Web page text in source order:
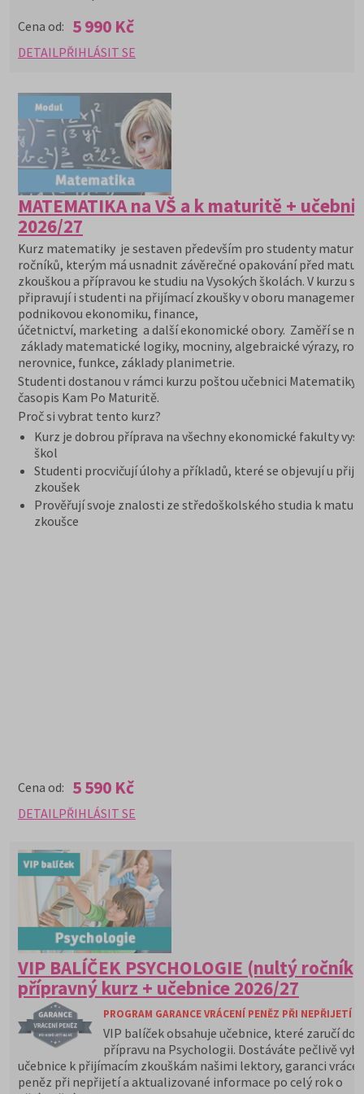
Cena od: 5 990 Kč
DETAIL PŘIHLÁSIT SE
MATEMATIKA na VŠ a k maturitě +
2026/27
Kurz matematiky je sestaven především pro studenty
ročníků, kterým má usnadnit závěrečné opakování před
zkouškou a přípravou ke studiu na Vysokých školách. V kurzu se
připravují i studenti na přijímací zkoušky v oboru
podnikovou ekonomiku, finance,
účetnictví, marketing a další ekonomické obory. Zaměří se na
základy matematické logiky, mocniny, algebraické výrazy,
nerovnice, funkce, základy planimetrie.
Studenti dostanou v rámci kurzu poštou učebnici Matematiky
časopis Kam Po Maturitě.
Proč si vybrat tento kurz?
Kurz je dobrou příprava na všechny ekonomické fakulty
škol
Studenti procvičují úlohy a příkladů, které se objevují u
zkoušek
Prověřují svoje znalosti ze středoškolského studia k
zkoušce
Cena od: 5 590 Kč
DETAILPŘIHLÁSIT SE
VIP BALÍČEK PSYCHOLOGIE (nultý ročník)
přípravný kurz + učebnice 2026/27
PROGRAM GARANCE VRÁCENÍ PENĚZ PŘI NEPŘIJETÍ
VIP balíček obsahuje učebnice, které zaručí
přípravu na Psychologii. Dostáváte pečlivě
učebnice k přijímacím zkouškám našimi lektory, garanci
peněz při nepřijetí a aktualizované informace po celý rok o